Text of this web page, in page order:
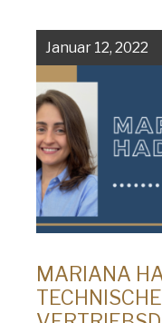
Januar 12, 2022
MARIANA